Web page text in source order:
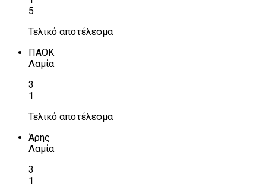
5
Τελικό αποτέλεσμα
ΠΑΟΚ
Λαμία
3
1
Τελικό αποτέλεσμα
Άρης
Λαμία
3
1